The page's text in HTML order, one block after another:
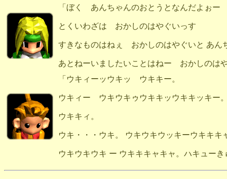
「ぼく あんちゃんのおとうとなんだよぉー
とくいわざは おかしのはやぐいっす
すきなものはねぇ おかしのはやぐいと あん
あとねーいましたいことはねー おかしのは
「ウキィーッウキッ ウキキー。
ウキィー ウキウキゥウキキッウキキッキー
ウキキィ。
ウキ・・・ウキ。 ウキウキウッキーウキキキ
ウキウキウキ ー ウキキキャキャ。ハキュー